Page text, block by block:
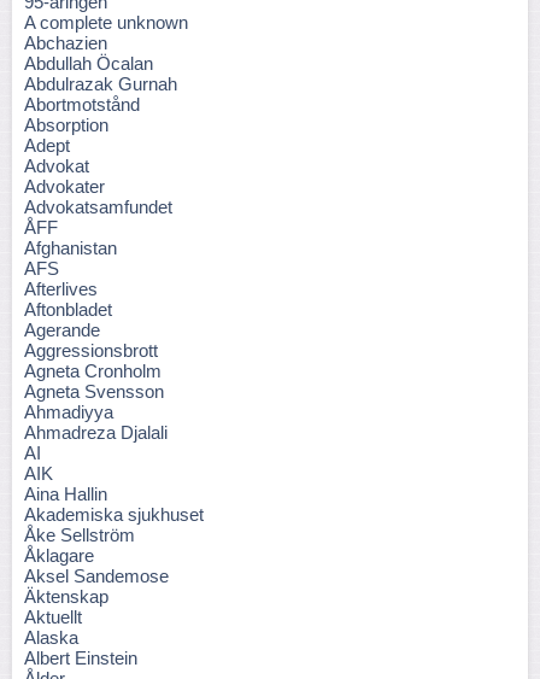
A complete unknown
Abchazien
Abdullah Öcalan
Abdulrazak Gurnah
Abortmotstånd
Absorption
Adept
Advokat
Advokater
Advokatsamfundet
ÅFF
Afghanistan
AFS
Afterlives
Aftonbladet
Agerande
Aggressionsbrott
Agneta Cronholm
Agneta Svensson
Ahmadiyya
Ahmadreza Djalali
AI
AIK
Aina Hallin
Akademiska sjukhuset
Åke Sellström
Åklagare
Aksel Sandemose
Äktenskap
Aktuellt
Alaska
Albert Einstein